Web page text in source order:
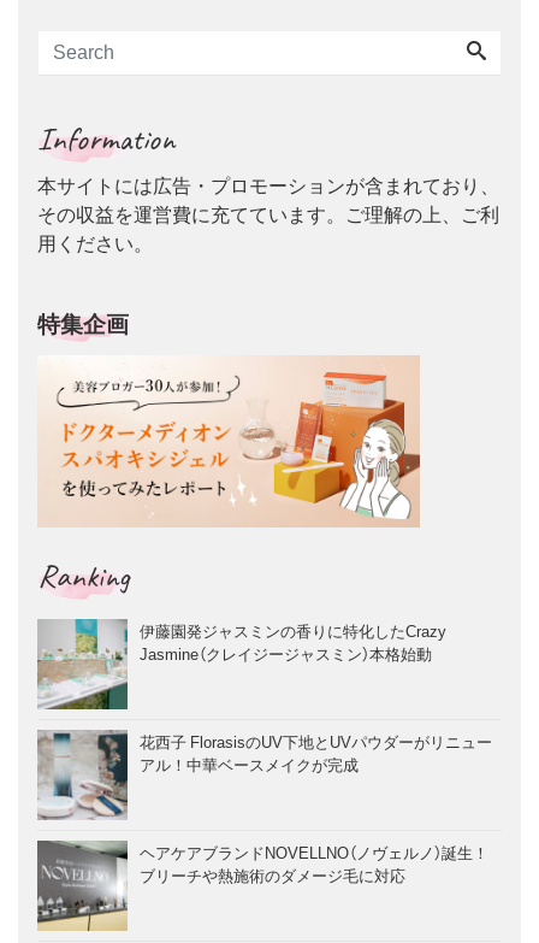
Information
本サイトには広告・プロモーションが含まれており、
その収益を運営費に充てています。ご理解の上、ご利
用ください。
特集企画
Ranking
伊藤園発ジャスミンの香りに特化したCrazy
Jasmine（クレイジージャスミン）本格始動
花西子 FlorasisのUV下地とUVパウダーがリニュー
アル！中華ベースメイクが完成
ヘアケアブランドNOVELLNO（ノヴェルノ）誕生！
ブリーチや熱施術のダメージ毛に対応